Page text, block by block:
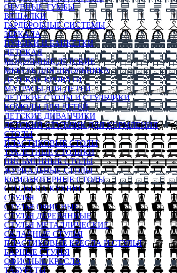
ОБУВНЫЕ ТУМБЫ
ВЕШАЛКИ
ГАРДЕРОБНЫЕ СИСТЕМЫ
ЗЕРКАЛА
ПУФИКИ И БАНКЕТКИ
ДЕТСКАЯ
МОДУЛЬНЫЕ ДЕТСКИЕ
МЕБЕЛЬ ДЛЯ ШКОЛЬНИКА
ДЕТСКИЕ КРОВАТИ
МАТРАСЫ ДЛЯ ДЕТЕЙ
ДЕТСКИЕ СТОЛЫ И СТУЛЬЧИКИ
КОМОДЫ ДЛЯ ДЕТЕЙ
ДЕТСКИЕ ДИВАНЧИКИ
ДЕТСКИЙ СТУЛЬЧИК ДЛЯ КОРМЛЕНИЯ
СТОЛЫ
ПЛАСТИКОВЫЕ СТОЛЫ
ТУАЛЕТНЫЕ СТОЛИКИ
ПИСЬМЕННЫЕ СТОЛЫ
ЖУРНАЛЬНЫЕ СТОЛЫ
КОМПЬЮТЕРНЫЕ СТОЛЫ
СТОЛЫ НА КУХНЮ
СТУЛЬЯ
СТУЛЬЯ ОФИСНЫЕ
СТУЛЬЯ ДЕРЕВЯННЫЕ
СТУЛЬЯ МЕТАЛЛИЧЕСКИЕ
СКЛАДНЫЕ СТУЛЬЯ
ПЛАСТИКОВЫЕ КРЕСЛА И СТУЛЬЯ
БАРНЫЕ СТУЛЬЯ
ОФИСНЫЕ КРЕСЛА
ТАБУРЕТЫ